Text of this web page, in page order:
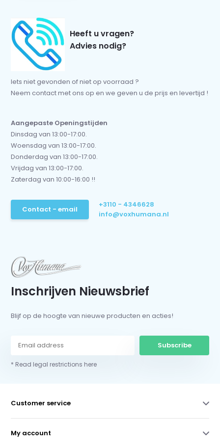
Heeft u vragen?
Advies nodig?
Iets niet gevonden of niet op voorraad ?
Neem contact met ons op en we geven u de prijs en levertijd !
Aangepaste Openingstijden
Dinsdag van 13:00-17:00.
Woensdag van 13:00-17:00.
Donderdag van 13:00-17:00.
Vrijdag van 13:00-17:00.
Zaterdag van 10:00-16:00 !!
Contact - email
+3110 - 4346628
info@voxhumana.nl
Inschrijven Nieuwsbrief
Blijf op de hoogte van nieuwe producten en acties!
Subscribe
* Read legal restrictions here
Customer service
My account